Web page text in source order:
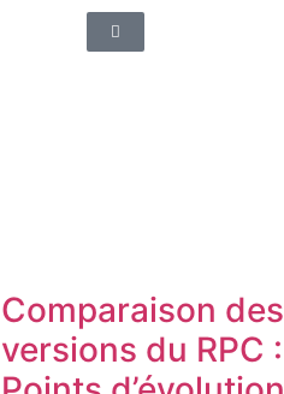
Comparaison des
versions du RPC :